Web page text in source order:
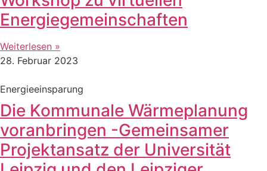
Energiegemeinschaften
Weiterlesen »
28. Februar 2023
Energieeinsparung
Die Kommunale Wärmeplanung
voranbringen -Gemeinsamer
Projektansatz der Universität